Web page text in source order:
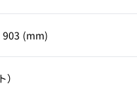
903 (mm)